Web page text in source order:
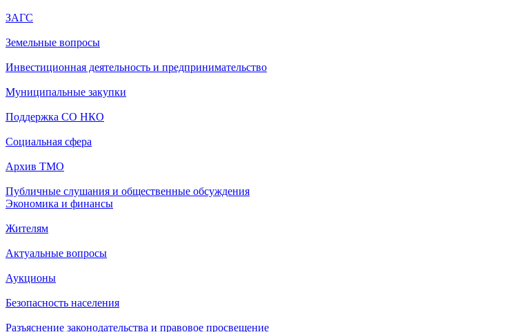
ЗАГС
Земельные вопросы
Инвестиционная деятельность и предпринимательство
Муниципальные закупки
Поддержка СО НКО
Социальная сфера
Архив ТМО
Публичные слушания и общественные обсуждения
Экономика и финансы
Жителям
Актуальные вопросы
Аукционы
Безопасность населения
Разъяснение законодательства и правовое просвещение